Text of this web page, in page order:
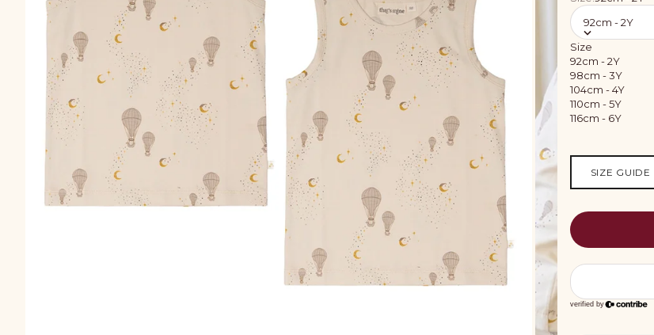
92cm - 2Y
Size
92cm - 2Y
98cm - 3Y
104cm - 4Y
110cm - 5Y
116cm - 6Y
SIZE GUIDE